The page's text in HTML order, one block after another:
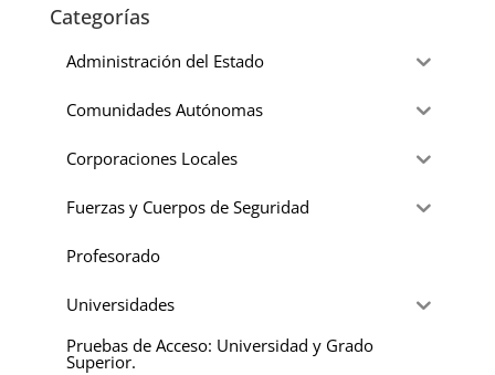
Categorías
Administración del Estado
Comunidades Autónomas
Corporaciones Locales
Fuerzas y Cuerpos de Seguridad
Profesorado
Universidades
Pruebas de Acceso: Universidad y Grado
Superior.